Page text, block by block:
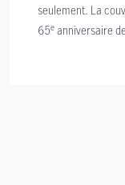
seulement. La
65e anniversaire